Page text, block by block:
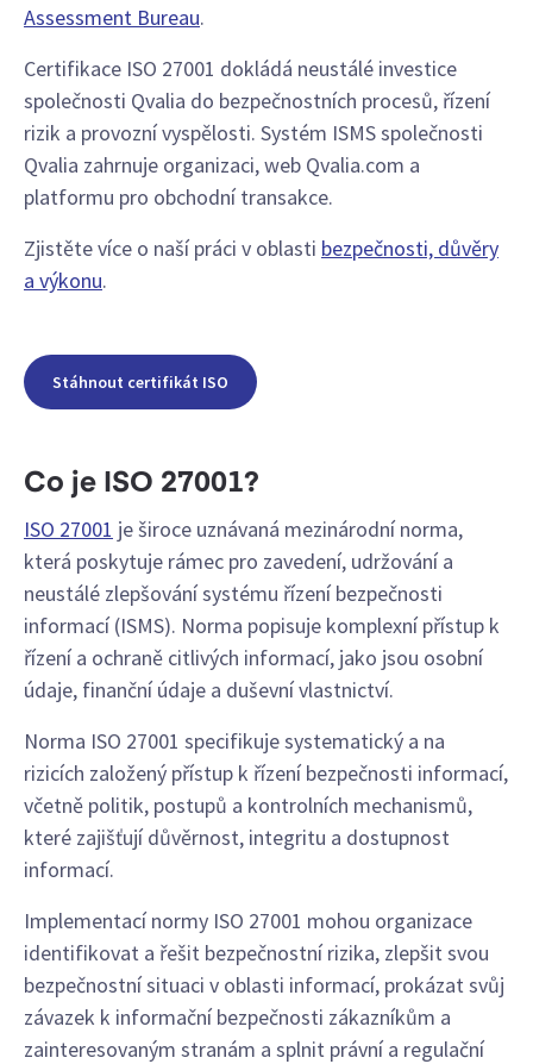
Assessment Bureau.
Certifikace ISO 27001 dokládá neustálé investice
společnosti Qvalia do bezpečnostních procesů, řízení
rizik a provozní vyspělosti. Systém ISMS společnosti
Qvalia zahrnuje organizaci, web Qvalia.com a
platformu pro obchodní transakce.
Zjistěte více o naší práci v oblasti bezpečnosti, důvěry
a výkonu.
Stáhnout certifikát ISO
Co je ISO 27001?
ISO 27001 je široce uznávaná mezinárodní norma,
která poskytuje rámec pro zavedení, udržování a
neustálé zlepšování systému řízení bezpečnosti
informací (ISMS). Norma popisuje komplexní přístup k
řízení a ochraně citlivých informací, jako jsou osobní
údaje, finanční údaje a duševní vlastnictví.
Norma ISO 27001 specifikuje systematický a na
rizicích založený přístup k řízení bezpečnosti informací,
včetně politik, postupů a kontrolních mechanismů,
které zajišťují důvěrnost, integritu a dostupnost
informací.
Implementací normy ISO 27001 mohou organizace
identifikovat a řešit bezpečnostní rizika, zlepšit svou
bezpečnostní situaci v oblasti informací, prokázat svůj
závazek k informační bezpečnosti zákazníkům a
zainteresovaným stranám a splnit právní a regulační